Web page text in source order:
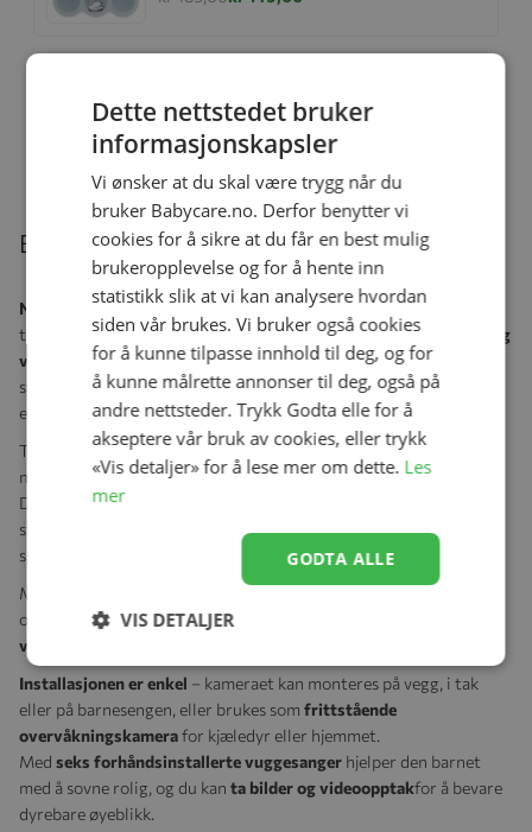
Stol, Tripp Trapp® Stokke, Oak Natur
kr 2 999,00kr 2 449,00
Beskrivelse
Neno Orsoer en moderne Wi-Fi-babymonitor som gir foreldre
trygghet og full kontroll – hjemme eller på farten. Med
livevisning
via mobil
kan du følge barnet ditt direkte fra telefonen, og
systemet senderøyeblikkelige varslerved registrert bevegelse
eller lyd.
Takket væreinfrarød nattsynsteknologifår du klare bilder selv i
mørket, slik at du alltid har oversikt.
Den
toveis kommunikasjonen
stemmen din, mens den innebygde mikrofonen og høyttaleren
sikrer klar og naturlig lyd.
Monitoren har
og kameraet dekker hele rommet med
vertikal rotasjon
Installasjonen er enkel – kameraet kan monteres på vegg, i tak
eller på barnesengen, eller brukes som frittstående
overvåkningskamerafor kjæledyr eller hjemmet.
Med seks forhåndsinstallerte vuggesanger hjelper den barnet
med å sovne rolig, og du kan ta bilder og videoopptakfor å bevare
dyrebare øyeblikk.
Dette nettstedet bruker
informasjonskapsler
Vi ønsker at du skal være trygg når du
bruker Babycare.no. Derfor benytter vi
cookies for å sikre at du får en best mulig
brukeropplevelse og for å hente inn
statistikk slik at vi kan analysere hvordan
siden vår brukes. Vi bruker også cookies
for å kunne tilpasse innhold til deg, og for
å kunne målrette annonser til deg, også på
andre nettsteder. Trykk Godta elle for å
akseptere vår bruk av cookies, eller trykk
«Vis detaljer» for å lese mer om dette. Les
mer
GODTA ALLE
VIS DETALJER